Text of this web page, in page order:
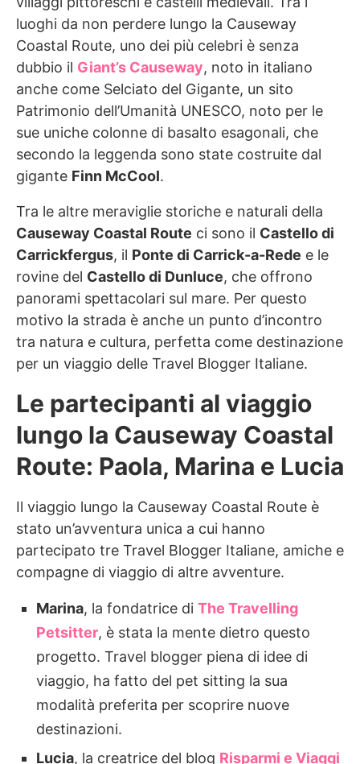
Causeway Coastal Route
luoghi da non perdere lungo la Causeway
Coastal Route, uno dei più celebri è senza
dubbio il Giant’s Causeway, noto in italiano
anche come Selciato del Gigante, un sito
Patrimonio dell’Umanità UNESCO, noto per le
sue uniche colonne di basalto esagonali, che
secondo la leggenda sono state costruite dal
gigante Finn McCool.
Tra le altre meraviglie storiche e naturali della
Causeway Coastal Route ci sono il Castello di
Carrickfergus, il Ponte di Carrick-a-Rede e le
rovine del Castello di Dunluce, che offrono
panorami spettacolari sul mare. Per questo
motivo la strada è anche un punto d’incontro
tra natura e cultura, perfetta come destinazione
per un viaggio delle Travel Blogger Italiane.
Le partecipanti al viaggio
lungo la Causeway Coastal
Route: Paola, Marina e Lucia
Il viaggio lungo la Causeway Coastal Route è
stato un’avventura unica a cui hanno
partecipato tre Travel Blogger Italiane, amiche e
compagne di viaggio di altre avventure.
Marina, la fondatrice di The Travelling
Petsitter, è stata la mente dietro questo
progetto. Travel blogger piena di idee di
viaggio, ha fatto del pet sitting la sua
modalità preferita per scoprire nuove
destinazioni.
Lucia, la creatrice del blog Risparmi e Viaggi